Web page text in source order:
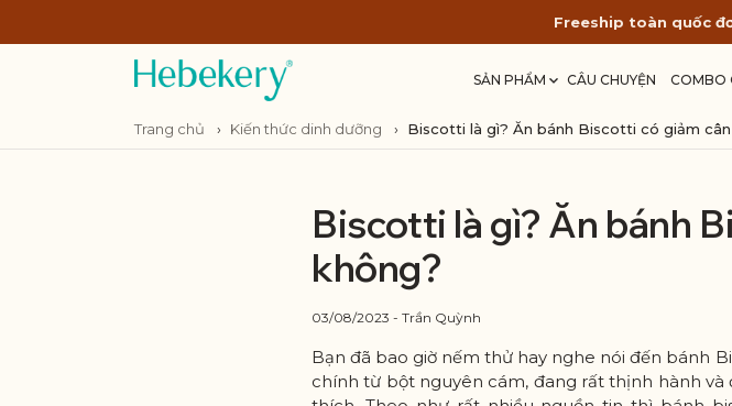
Freeship toàn quốc
SẢN PHẨM CÂU CHUYỆN COMBO
Trang chủ › Kiến thức dinh dưỡng › Biscotti là gì? Ăn bánh Biscotti có giảm
Biscotti là gì? Ăn bánh
không?
03/08/2023 - Trần Quỳnh
Bạn đã bao giờ nếm thử hay nghe nói đến bánh
chính từ bột nguyên cám, đang rất thịnh hành